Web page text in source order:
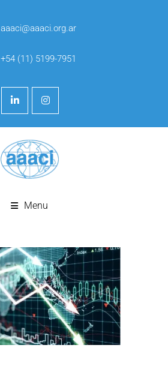
aaaci@aaaci.org.ar
+54 (11) 5199-7951
Menu